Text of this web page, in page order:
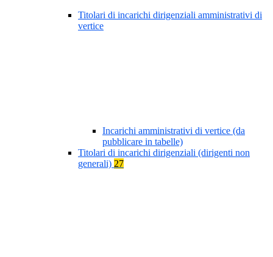
Titolari di incarichi dirigenziali amministrativi di
vertice
Incarichi amministrativi di vertice (da
pubblicare in tabelle)
Titolari di incarichi dirigenziali (dirigenti non
generali) 27